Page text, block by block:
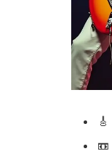
🎸
📼